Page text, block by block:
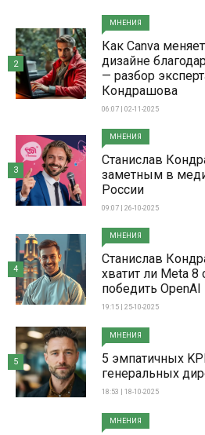
МНЕНИЯ
Как Canva
дизайне
— разбор
Кондрашова
06:07 | 02-11-2025
2
МНЕНИЯ
Станислав
заметным в
России
09:07 | 26-10-2025
3
МНЕНИЯ
Станислав
хватит ли Meta 8
победить
19:15 | 25-10-2025
4
МНЕНИЯ
5 эмпатичных
генеральных
18:53 | 18-10-2025
5
МНЕНИЯ